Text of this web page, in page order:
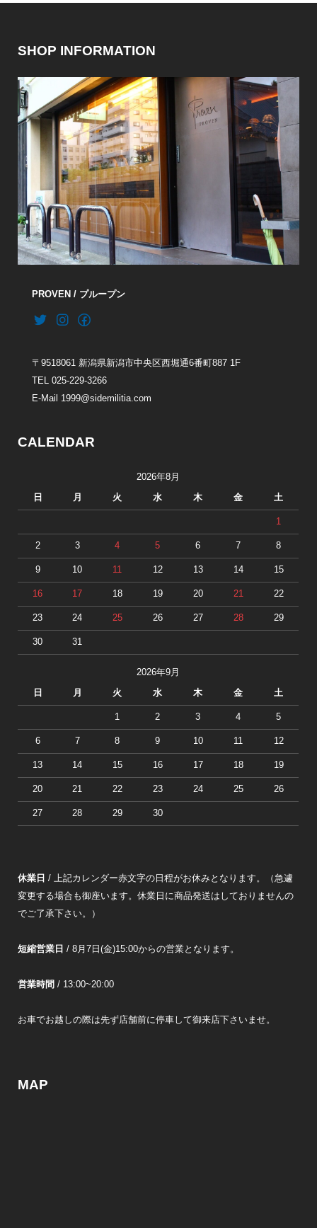
SHOP INFORMATION
PROVEN / プループン
〒9518061 新潟県新潟市中央区西堀通6番町887 1F
TEL 025-229-3266
E-Mail 1999@sidemilitia.com
CALENDAR
2026年8月
日 月 火 水 木 金 土
1
2 3 4 5 6 7 8
9 10 11 12 13 14 15
16 17 18 19 20 21 22
23 24 25 26 27 28 29
30 31
2026年9月
日 月 火 水 木 金 土
1 2 3 4 5
6 7 8 9 10 11 12
13 14 15 16 17 18 19
20 21 22 23 24 25 26
27 28 29 30
休業日 / 上記カレンダー赤文字の日程がお休みとなります。（急遽
変更する場合も御座います。休業日に商品発送はしておりませんの
でご了承下さい。）
短縮営業日 / 8月7日(金)15:00からの営業となります。
営業時間 / 13:00~20:00
お車でお越しの際は先ず店舗前に停車して御来店下さいませ。
MAP